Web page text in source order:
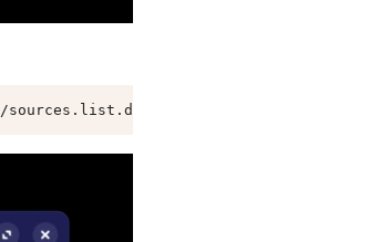
sources.list.d/raspi-bullseye.list